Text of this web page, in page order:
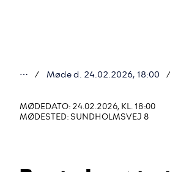
er
her
⋯ Møde d. 24.02.2026, 18:00
MØDEDATO: 24.02.2026, KL. 18:00
MØDESTED: SUNDHOLMSVEJ 8